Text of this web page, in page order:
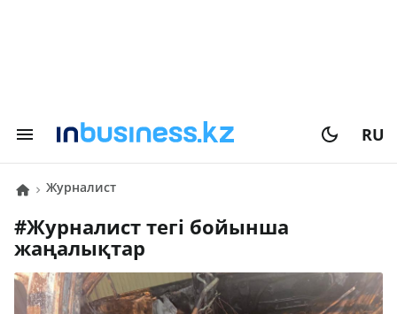
RU
журналист
# журналист тегі бойынша
жаңалықтар